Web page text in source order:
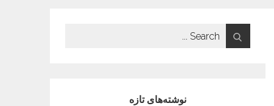
Search
for:
نوشته‌های تازه